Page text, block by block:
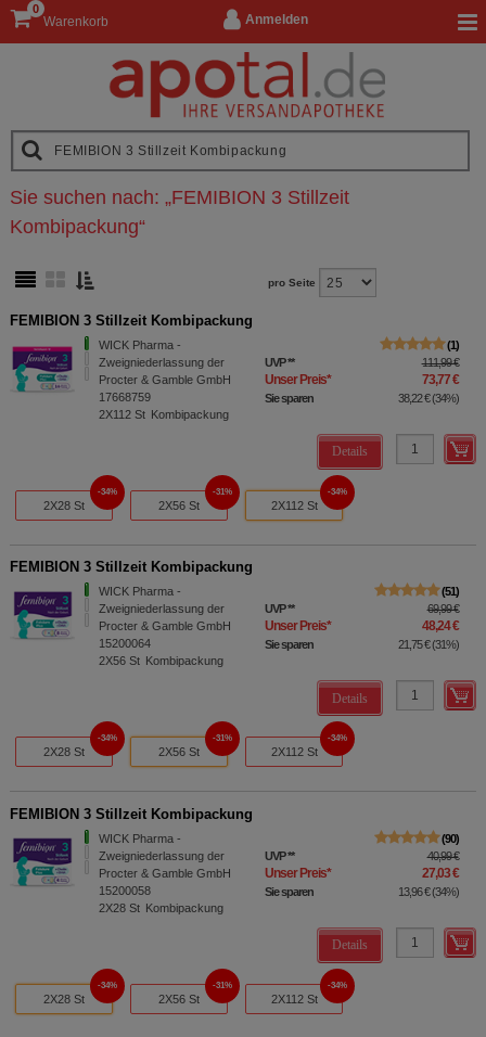
Anmelden
Warenkorb
0
Sie suchen nach: „FEMIBION 3 Stillzeit
Kombipackung“
pro Seite
FEMIBION 3 Stillzeit Kombipackung
WICK Pharma -
Zweigniederlassung der
Procter & Gamble GmbH
17668759
2X112 St Kombipackung
1
UVP** 111,99 €
Unser Preis* 73,77 €
Sie sparen 38,22 €(34%)
Details
2X28 St
34%
2X56 St
31%
2X112 St
34%
FEMIBION 3 Stillzeit Kombipackung
WICK Pharma -
Zweigniederlassung der
Procter & Gamble GmbH
15200064
2X56 St Kombipackung
51
UVP** 69,99 €
Unser Preis* 48,24 €
Sie sparen 21,75 €(31%)
Details
2X28 St
34%
2X56 St
31%
2X112 St
34%
FEMIBION 3 Stillzeit Kombipackung
WICK Pharma -
Zweigniederlassung der
Procter & Gamble GmbH
15200058
2X28 St Kombipackung
90
UVP** 40,99 €
Unser Preis* 27,03 €
Sie sparen 13,96 €(34%)
Details
2X28 St
34%
2X56 St
31%
2X112 St
34%